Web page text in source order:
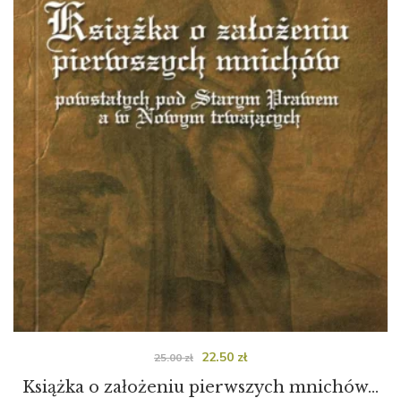
Książka o założeniu pierwszych mnichów…
25.00zł 22.50 zł